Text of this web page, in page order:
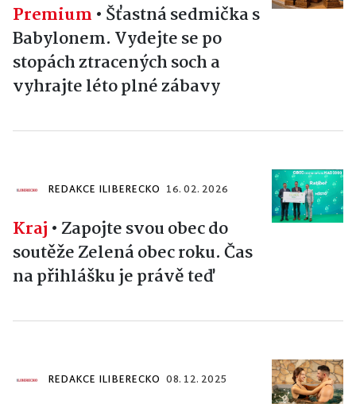
Premium • Šťastná sedmička s
Babylonem. Vydejte se po
stopách ztracených soch a
vyhrajte léto plné zábavy
REDAKCE ILIBERECKO 16. 02. 2026
Kraj • Zapojte svou obec do
soutěže Zelená obec roku. Čas
na přihlášku je právě teď
REDAKCE ILIBERECKO 08. 12. 2025